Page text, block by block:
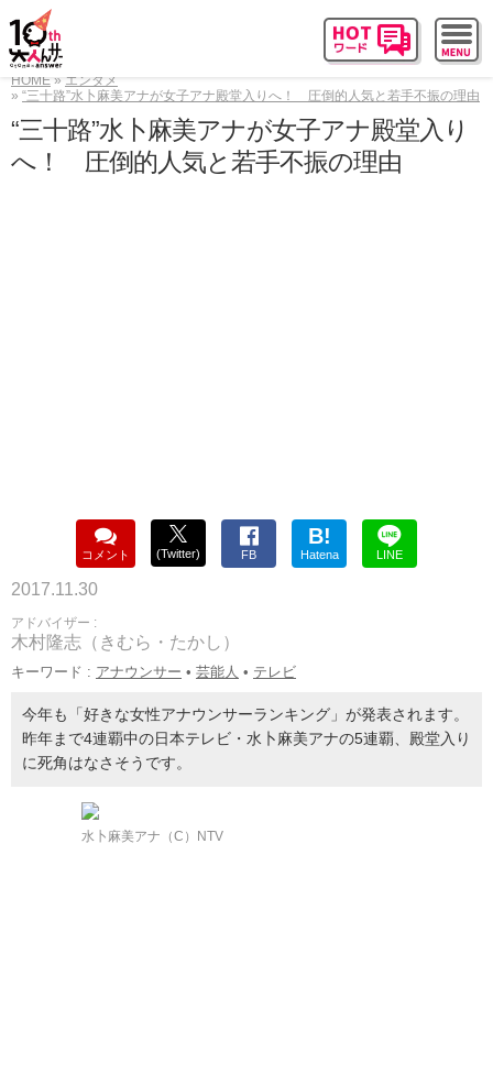
HOME
エンタメ
“三十路”水卜麻美アナが女子アナ殿堂入りへ！ 圧倒的人気と若手不振の理由
“三十路”水卜麻美アナが女子アナ殿堂入り
へ！ 圧倒的人気と若手不振の理由
コメント (Twitter) FB
B!
Hatena LINE
2017.11.30
アドバイザー :
木村隆志（きむら・たかし）
キーワード : アナウンサー • 芸能人 • テレビ
今年も「好きな女性アナウンサーランキング」が発表されます。
昨年まで4連覇中の日本テレビ・水卜麻美アナの5連覇、殿堂入り
に死角はなさそうです。
水卜麻美アナ（C）NTV